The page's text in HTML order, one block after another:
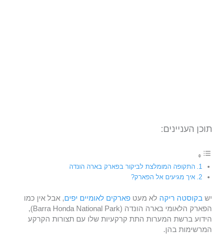
תוכן העניינים:
התקופה המומלצת לביקור בפארק בארה הונדה
איך מגיעים אל הפארק?
ישבקוסטה ריקה לא מעטפארקים לאומיים יפים, אבל אין כמו
הפארק הלאומי בארה הונדה (Barra Honda National Park),
הידוע ברשת המערות התת קרקעיות שלו עם תצורות הקרקע
המרשימות בהן.